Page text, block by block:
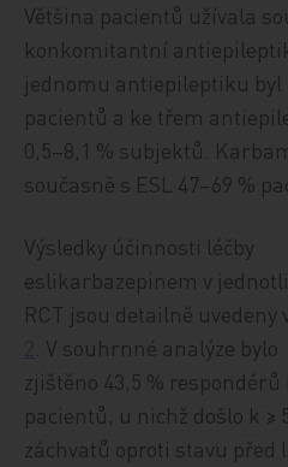
Většina pacientů užívala
konkomitantní
jednomu antiepileptiku byl
pacientů a ke třem
0,5–8,1 % subjektů.
současně s ESL 47–69 %
Výsledky účinnosti léčby
eslikarbazepinem v
RCT jsou detailně uvedeny
. V souhrnné analýze bylo
zjištěno 43,5 % respondérů
pacientů, u nichž došlo k ≥
záchvatů oproti stavu před